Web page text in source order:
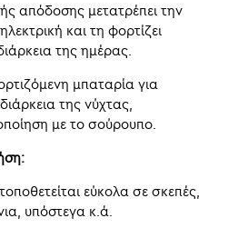
απόδοσης μετατρέπει την
και τη φορτίζει
της ημέρας.
μπαταρία για
της νύχτας,
με το σούρουπο.
εύκολα σε σκεπές,
υπόστεγα κ.ά.